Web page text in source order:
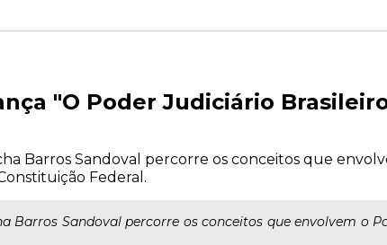
"O Poder Judiciário
Barros Sandoval percorre os conceitos que
Federal.
Barros Sandoval percorre os conceitos que envolvem o